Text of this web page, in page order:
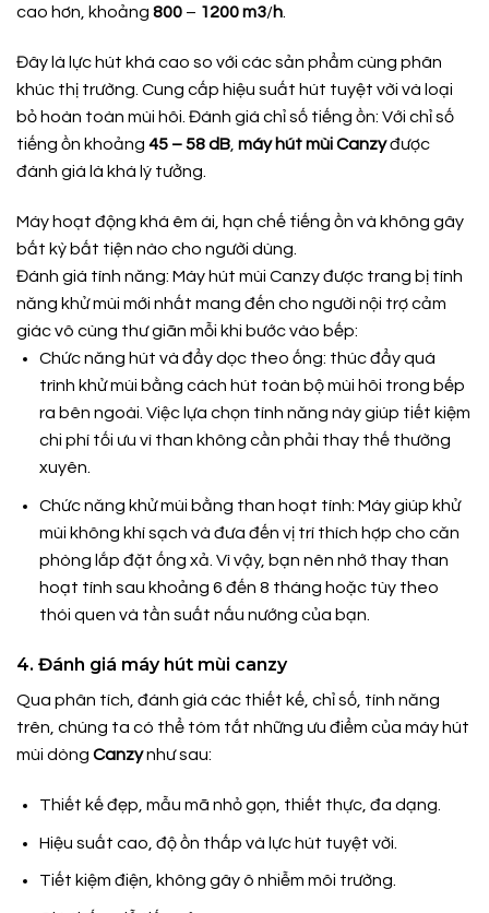
cao hơn, khoảng 800 – 1200m3/h.
Đây là lực hút khá cao so với các sản phẩm cùng phân
khúc thị trường. Cung cấp hiệu suất hút tuyệt vời và loại
bỏ hoàn toàn mùi hôi. Đánh giá chỉ số tiếng ồn: Với chỉ số
tiếng ồn khoảng 45 – 58 dB máy hút mùi Canzyđược
đánh giá là khá lý tưởng.
Máy hoạt động khá êm ái, hạn chế tiếng ồn và không gây
bất kỳ bất tiện nào cho người dùng.
Đánh giá tính năng: Máy hút mùi Canzy được trang bị tính
năng khử mùi mới nhất mang đến cho người nội trợ cảm
giác vô cùng thư giãn mỗi khi bước vào bếp:
Chức năng hút và đẩy dọc theo ống: thúc đẩy quá
trình khử mùi bằng cách hút toàn bộ mùi hôi trong bếp
ra bên ngoài. Việc lựa chọn tính năng này giúp tiết kiệm
chi phí tối ưu vì than không cần phải thay thế thường
xuyên.
Chức năng khử mùi bằng than hoạt tính: Máy giúp khử
mùi không khí sạch và đưa đến vị trí thích hợp cho căn
phòng lắp đặt ống xả. Vì vậy, bạn nên nhớ thay than
hoạt tính sau khoảng 6 đến 8 tháng hoặc tùy theo
thói quen và tần suất nấu nướng của bạn.
4. Đánh giá máy hút mùi canzy
Qua phân tích, đánh giá các thiết kế, chỉ số, tính năng
trên, chúng ta có thể tóm tắt những ưu điểm của máy hút
mùi dòng Canzynhư sau:
Thiết kế đẹp, mẫu mã nhỏ gọn, thiết thực, đa dạng.
Hiệu suất cao, độ ồn thấp và lực hút tuyệt vời.
Tiết kiệm điện, không gây ô nhiễm môi trường.